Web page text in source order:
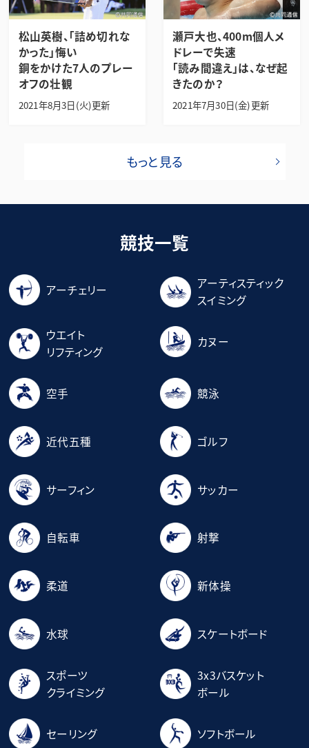
松山英樹、「詰め切れな
かった」悔い
銅をかけた7人のプレー
オフの壮観
2021年8月3日(火)更新
瀬戸大也、400m個人メ
ドレーで失速
「読み間違え」は、なぜ起
きたのか？
2021年7月30日(金)更新
もっと見る
競技一覧
アーチェリー
アーティスティック
スイミング
ウエイト
リフティング
カヌー
空手 競泳
近代五種 ゴルフ
サーフィン サッカー
自転車 射撃
柔道 新体操
水球 スケートボード
スポーツ
クライミング
3x3バスケット
ボール
セーリング ソフトボール